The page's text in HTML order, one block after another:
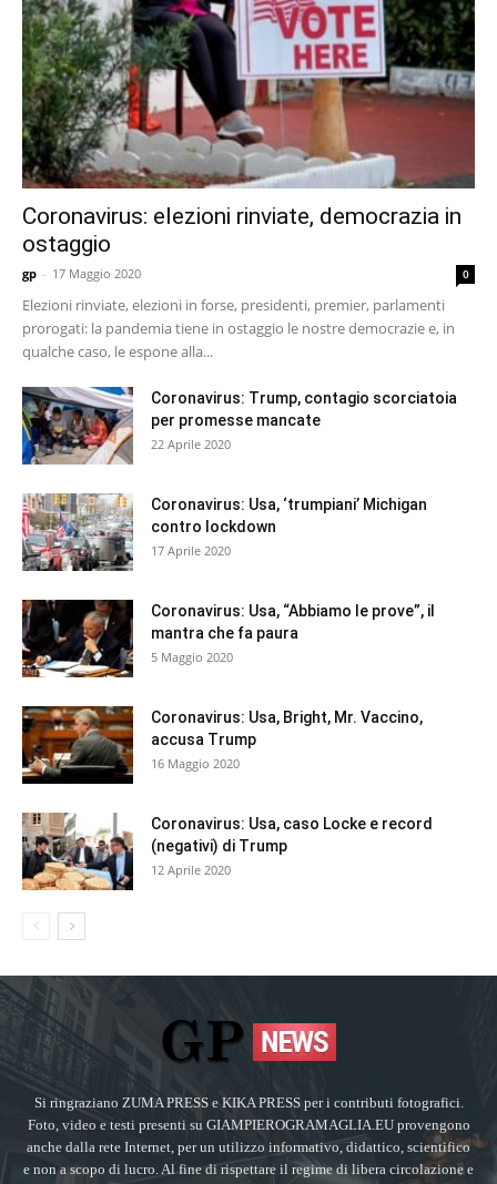
Coronavirus: elezioni rinviate, democrazia in
ostaggio
gp - 17 Maggio 2020 0
Elezioni rinviate, elezioni in forse, presidenti, premier, parlamenti
prorogati: la pandemia tiene in ostaggio le nostre democrazie e, in
qualche caso, le espone alla...
Coronavirus: Trump, contagio scorciatoia
per promesse mancate
22 Aprile 2020
Coronavirus: Usa, ‘trumpiani’ Michigan
contro lockdown
17 Aprile 2020
Coronavirus: Usa, “Abbiamo le prove”, il
mantra che fa paura
5 Maggio 2020
Coronavirus: Usa, Bright, Mr. Vaccino,
accusa Trump
16 Maggio 2020
Coronavirus: Usa, caso Locke e record
(negativi) di Trump
12 Aprile 2020
Si ringraziano ZUMA PRESS e KIKA PRESS per i contributi fotografici.
Foto, video e testi presenti su GIAMPIEROGRAMAGLIA.EU provengono
anche dalla rete Internet, per un utilizzo informativo, didattico, scientifico
e non a scopo di lucro. Al fine di rispettare il regime di libera circolazione e